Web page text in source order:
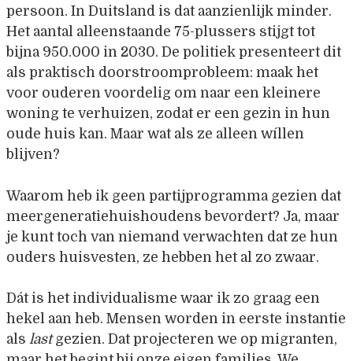
persoon. In Duitsland is dat aanzienlijk minder.
Het aantal alleenstaande 75-plussers stijgt tot
bijna 950.000 in 2030. De politiek presenteert dit
als praktisch doorstroomprobleem: maak het
voor ouderen voordelig om naar een kleinere
woning te verhuizen, zodat er een gezin in hun
oude huis kan. Maar wat als ze alleen wíllen
blijven?
Waarom heb ik geen partijprogramma gezien dat
meergeneratiehuishoudens bevordert? Ja, maar
je kunt toch van niemand verwachten dat ze hun
ouders huisvesten, ze hebben het al zo zwaar.
Dát is het individualisme waar ik zo graag een
hekel aan heb. Mensen worden in eerste instantie
als lastgezien. Dat projecteren we op migranten,